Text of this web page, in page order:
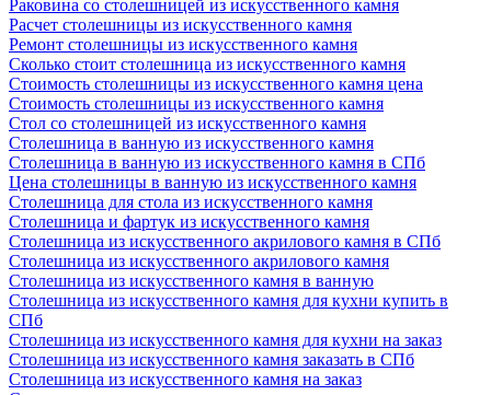
Раковина со столешницей из искусственного камня
Расчет столешницы из искусственного камня
Ремонт столешницы из искусственного камня
Сколько стоит столешница из искусственного камня
Стоимость столешницы из искусственного камня цена
Стоимость столешницы из искусственного камня
Стол со столешницей из искусственного камня
Столешница в ванную из искусственного камня
Столешница в ванную из искусственного камня в СПб
Цена столешницы в ванную из искусственного камня
Столешница для стола из искусственного камня
Столешница и фартук из искусственного камня
Столешница из искусственного акрилового камня в СПб
Столешница из искусственного акрилового камня
Столешница из искусственного камня в ванную
Столешница из искусственного камня для кухни купить в
СПб
Столешница из искусственного камня для кухни на заказ
Столешница из искусственного камня заказать в СПб
Столешница из искусственного камня на заказ